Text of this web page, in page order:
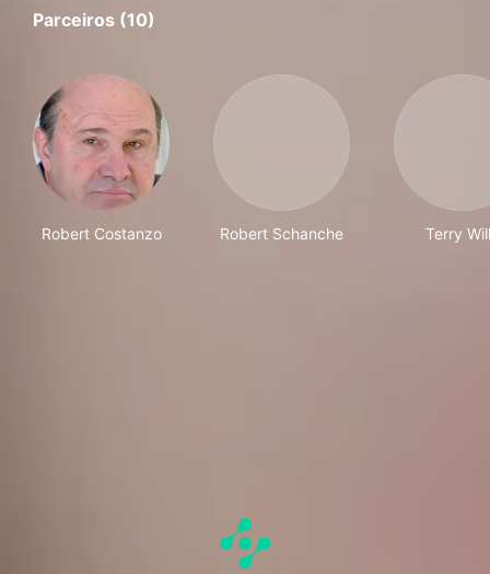
Parceiros (10)
Robert Costanzo Robert Schanche Terry